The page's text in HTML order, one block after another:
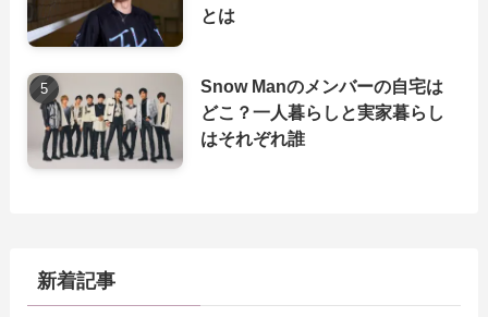
とは
Snow Manのメンバーの自宅は
どこ？一人暮らしと実家暮らし
はそれぞれ誰
新着記事